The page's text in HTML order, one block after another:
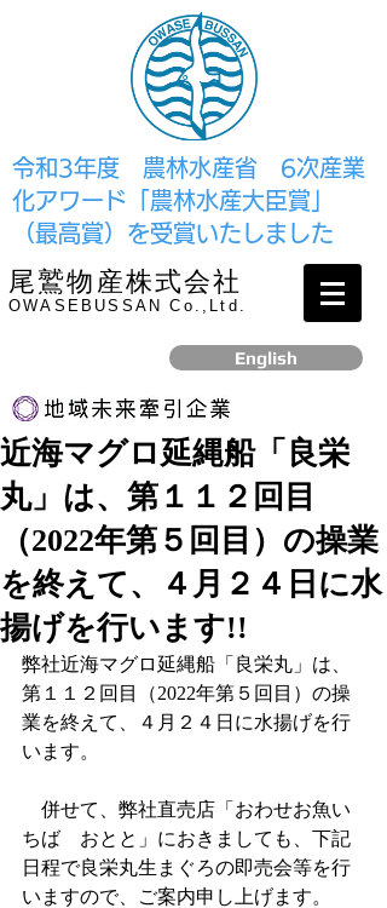
​令和3年度 農林水産省 6次産業
化アワード「農林水産大臣賞」
（最高賞）を受賞いたしました
尾鷲物産株式会社
OWASEBUSSAN Co.,Ltd.
English
リンク
​2017年12月、経済産業省より認定されました
近海マグロ延縄船「良栄
丸」は、第１１２回目
（2022年第５回目）の操業
を終えて、４月２４日に水
揚げを行います!!
弊社近海マグロ延縄船「良栄丸」は、
第１１２回目（2022年第５回目）の操
業を終えて、４月２４日に水揚げを行
います。
併せて、弊社直売店「おわせお魚い
ちば　おとと」におきましても、下記
日程で良栄丸生まぐろの即売会等を行
いますので、ご案内申し上げます。